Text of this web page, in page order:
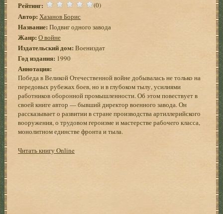
Рейтинг: (0)
Автор: Хазанов Борис
Название: Подвиг одного завода
Жанр: О войне
Издательский дом: Воениздат
Год издания: 1990
Аннотация:
Победа в Великой Отечественной войне добывалась не только на
передовых рубежах боев, но и в глубоком тылу, усилиями
работников оборонной промышленности. Об этом повествует в
своей книге автор — бывший директор военного завода. Он
рассказывает о развитии в стране производства артиллерийского
вооружения, о трудовом героизме и мастерстве рабочего класса,
монолитном единстве фронта и тыла.
Читать книгу Online